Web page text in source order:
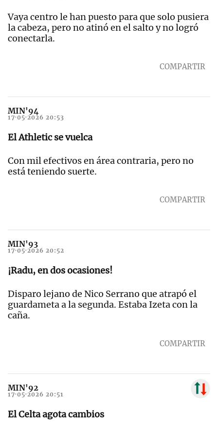
Vaya centro le han puesto para que solo pusiera
la cabeza, pero no atinó en el salto y no logró
conectarla.
COMPARTIR
MIN'94
17·05·2026 20:53
El Athletic se vuelca
Con mil efectivos en área contraria, pero no
está teniendo suerte.
COMPARTIR
MIN'93
17·05·2026 20:52
¡Radu, en dos ocasiones!
Disparo lejano de Nico Serrano que atrapó el
guardameta a la segunda. Estaba Izeta con la
caña.
COMPARTIR
MIN'92
17·05·2026 20:51
El Celta agota cambios